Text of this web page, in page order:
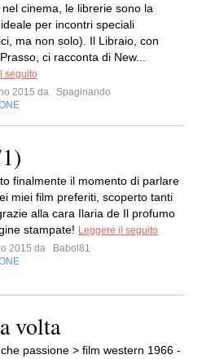
cinema, le librerie sono la
per incontri speciali
ma non solo). Il Libraio, con
ci racconta di New...
seguito
2015 da
Spaginando
finalmente il momento di parlare
miei film preferiti, scoperto tanti
alla cara Ilaria de Il profumo
stampate! Leggere il seguito
2015 da
Babol81
volta
passione > film western 1966 -